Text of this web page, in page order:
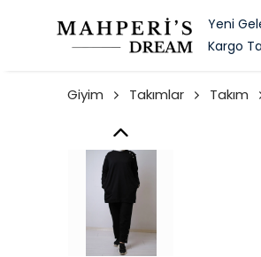
Yeni
Kargo
Giyim Takımlar Takım